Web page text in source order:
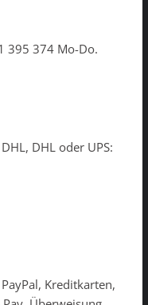
395 374 Mo-Do.
DHL oder UPS:
Kreditkarten,